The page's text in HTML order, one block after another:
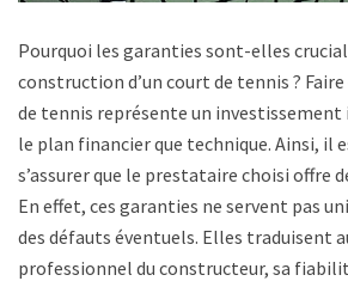
Pourquoi les garanties sont-elles
construction d’un court de tennis ?
de tennis représente un
le plan financier que technique. Ainsi, il
s’assurer que le prestataire choisi offre
En effet, ces garanties ne servent pas
des défauts éventuels. Elles traduisent
professionnel du constructeur, sa